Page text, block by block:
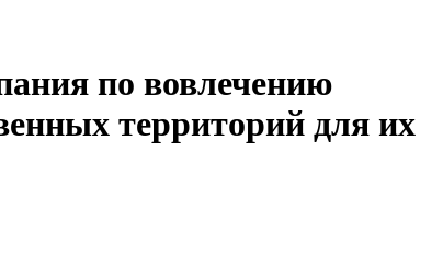
по вовлечению
территорий для их